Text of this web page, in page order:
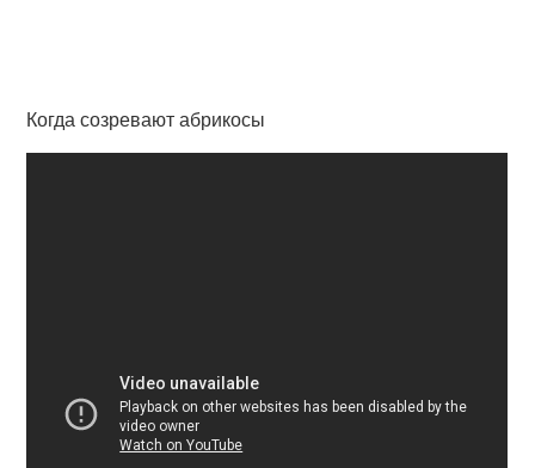
Когда созревают абрикосы